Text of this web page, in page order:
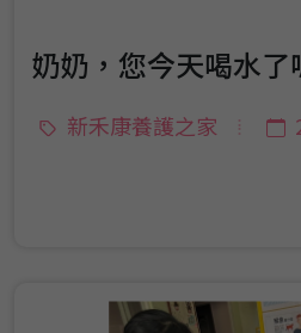
奶奶，您今天喝水了
新禾康養護之家